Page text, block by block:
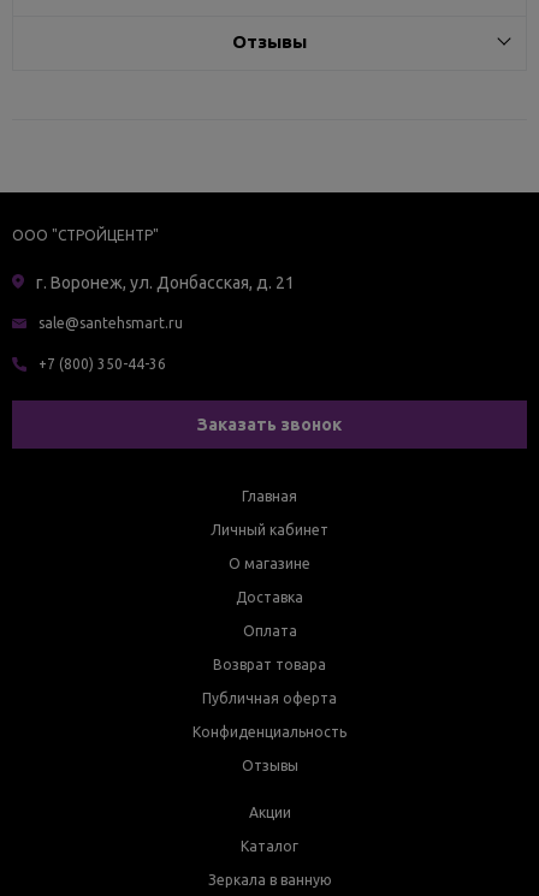
Отзывы
ООО "СТРОЙЦЕНТР"
г. Воронеж, ул. Донбасская, д. 21
sale@santehsmart.ru
+7 (800) 350-44-36
Заказать звонок
Главная
Личный кабинет
О магазине
Доставка
Оплата
Возврат товара
Публичная оферта
Конфиденциальность
Отзывы
Акции
Каталог
Зеркала в ванную